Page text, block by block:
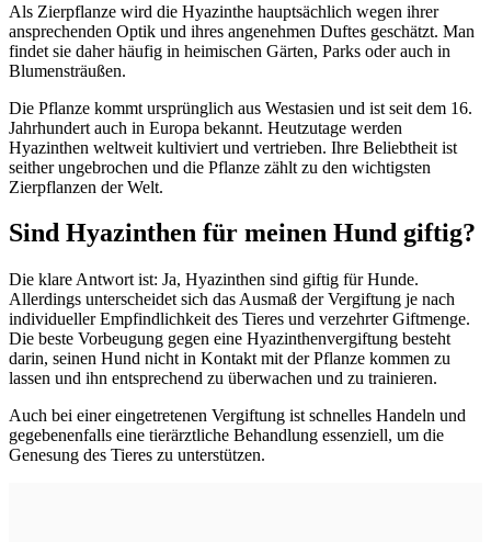
Als Zierpflanze wird die Hyazinthe hauptsächlich wegen ihrer
ansprechenden Optik und ihres angenehmen Duftes geschätzt. Man
findet sie daher häufig in heimischen Gärten, Parks oder auch in
Blumensträußen.
Die Pflanze kommt ursprünglich aus Westasien und ist seit dem 16.
Jahrhundert auch in Europa bekannt. Heutzutage werden
Hyazinthen weltweit kultiviert und vertrieben. Ihre Beliebtheit ist
seither ungebrochen und die Pflanze zählt zu den wichtigsten
Zierpflanzen der Welt.
Sind Hyazinthen für meinen Hund giftig?
Die klare Antwort ist: Ja, Hyazinthen sind giftig für Hunde.
Allerdings unterscheidet sich das Ausmaß der Vergiftung je nach
individueller Empfindlichkeit des Tieres und verzehrter Giftmenge.
Die beste Vorbeugung gegen eine Hyazinthenvergiftung besteht
darin, seinen Hund nicht in Kontakt mit der Pflanze kommen zu
lassen und ihn entsprechend zu überwachen und zu trainieren.
Auch bei einer eingetretenen Vergiftung ist schnelles Handeln und
gegebenenfalls eine tierärztliche Behandlung essenziell, um die
Genesung des Tieres zu unterstützen.